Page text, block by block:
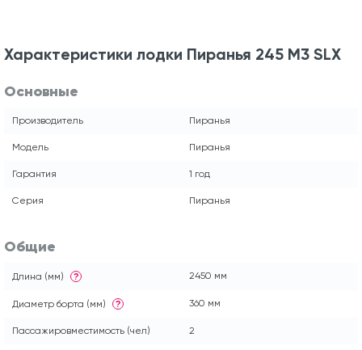
Характеристики лодки Пиранья 245 М3 SLХ
Основные
Производитель Пиранья
Модель Пиранья
Гарантия 1 год
Серия Пиранья
Общие
Длина (мм) ? 2450 мм
Диаметр борта (мм) ? 360 мм
Пассажировместимость (чел) 2